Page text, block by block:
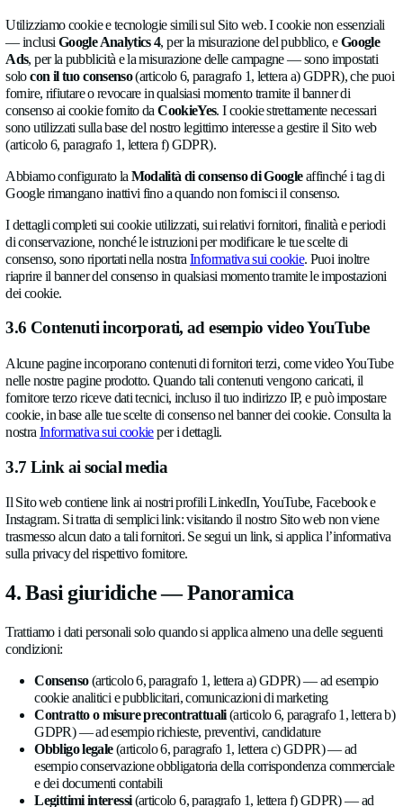
Conservazione:se la candidatura non ha esito positivo,
dati entro un periodo ragionevole dalla conclusione del
selezione, salvo che tu acconsenta alla loro conservazione per
opportunità.
3.4 Protezione da spam e abusi (Google
Enterprise)
Google reCAPTCHA Enterprise, fornito da Google.
modulo, reCAPTCHA analizza segnali quali il tuo indirizzo
informazioni sul browser e sul dispositivo e il comportamento
per valutare se l’invio è effettuato da una persona.
Base giuridica:il nostro legittimo interesse a proteggere il
processi aziendali da spam, abusi e attacchi automatizzati
paragrafo 1, lettera f) GDPR).
Utilizziamo reCAPTCHA esclusivamente in relazione ai
finalità di sicurezza e prevenzione delle frodi — non per la
è strettamente necessario per fornire in modo sicuro la
relative ai cookie, come descritto nella nostraInformativa sui
Ulteriori informazioni sul trattamento effettuato da Google
nell’Informativa sulla privacy di Google.
3.5 Cookie, analisi e pubblicità
Utilizziamo cookie e tecnologie simili sul Sito web. I cookie
— inclusi
Ads, per la pubblicità e la misurazione delle campagne —
solocon il tuo consenso(articolo 6, paragrafo 1, lettera a)
fornire, rifiutare o revocare in qualsiasi momento tramite il
consenso ai cookie fornito daCookieYes. I cookie
sono utilizzati sulla base del nostro legittimo interesse a
(articolo 6, paragrafo 1, lettera f) GDPR).